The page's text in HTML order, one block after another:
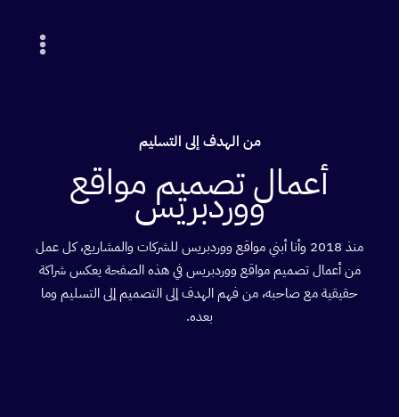
من الهدف إلى التسليم
أعمال تصميم مواقع
ووردبريس
منذ 2018 وأنا أبني مواقع ووردبريس للشركات والمشاريع، كل عمل
من أعمال تصميم مواقع ووردبريس في هذه الصفحة يعكس شراكة
حقيقية مع صاحبه، من فهم الهدف إلى التصميم إلى التسليم وما
بعده.